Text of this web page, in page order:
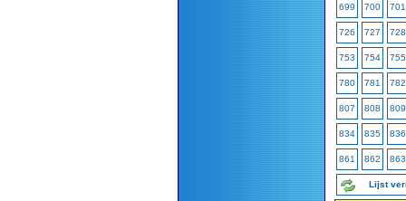
699 700 701
726 727 728
753 754 755
780 781 782
807 808 809
834 835 836
861 862 863
Lijst